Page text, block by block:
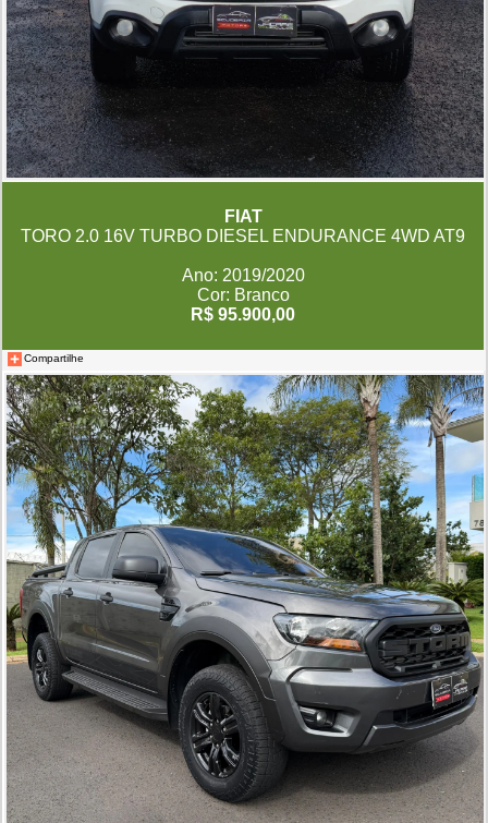
FIAT
TORO 2.0 16V TURBO DIESEL ENDURANCE 4WD AT9
Ano: 2019/2020
Cor: Branco
R$ 95.900,00
Compartilhe